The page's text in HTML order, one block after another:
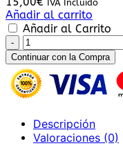
IVA Incluido
Añadir al carrito
Añadir al Carrito
Centro
de
Plantas
Nº3
cantidad
Continuar con la Compra
Descripción
Valoraciones (0)